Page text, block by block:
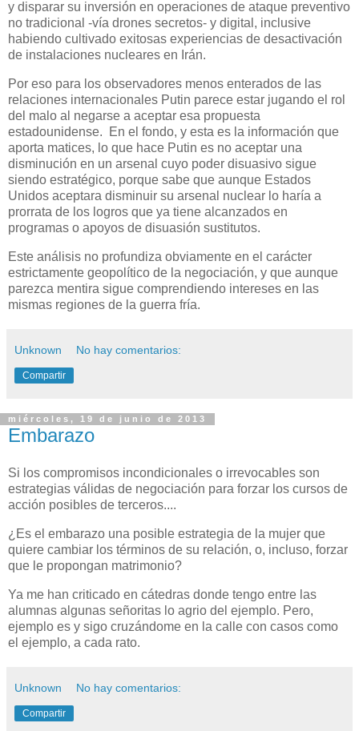
y disparar su inversión en operaciones de ataque preventivo
no tradicional -vía drones secretos- y digital, inclusive
habiendo cultivado exitosas experiencias de desactivación
de instalaciones nucleares en Irán.
Por eso para los observadores menos enterados de las
relaciones internacionales Putin parece estar jugando el rol
del malo al negarse a aceptar esa propuesta
estadounidense. En el fondo, y esta es la información que
aporta matices, lo que hace Putin es no aceptar una
disminución en un arsenal cuyo poder disuasivo sigue
siendo estratégico, porque sabe que aunque Estados
Unidos aceptara disminuir su arsenal nuclear lo haría a
prorrata de los logros que ya tiene alcanzados en
programas o apoyos de disuasión sustitutos.
Este análisis no profundiza obviamente en el carácter
estrictamente geopolítico de la negociación, y que aunque
parezca mentira sigue comprendiendo intereses en las
mismas regiones de la guerra fría.
Unknown No hay comentarios:
Compartir
miércoles, 19 de junio de 2013
Embarazo
Si los compromisos incondicionales o irrevocables son
estrategias válidas de negociación para forzar los cursos de
acción posibles de terceros....
¿Es el embarazo una posible estrategia de la mujer que
quiere cambiar los términos de su relación, o, incluso, forzar
que le propongan matrimonio?
Ya me han criticado en cátedras donde tengo entre las
alumnas algunas señoritas lo agrio del ejemplo. Pero,
ejemplo es y sigo cruzándome en la calle con casos como
el ejemplo, a cada rato.
Unknown No hay comentarios:
Compartir